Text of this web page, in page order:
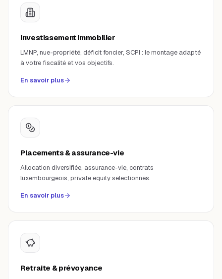
Investissement immobilier
LMNP, nue-propriété, déficit foncier, SCPI : le montage adapté
à votre fiscalité et vos objectifs.
En savoir plus
Placements & assurance-vie
Allocation diversifiée, assurance-vie, contrats
luxembourgeois, private equity sélectionnés.
En savoir plus
Retraite & prévoyance